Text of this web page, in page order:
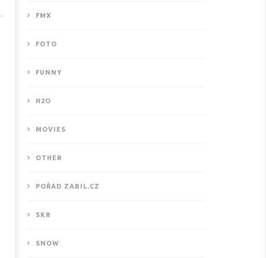
FMX
FOTO
FUNNY
H2O
MOVIES
OTHER
POŘAD ZABIL.CZ
SK8
SNOW